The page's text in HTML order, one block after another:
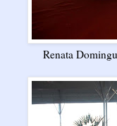
Renata